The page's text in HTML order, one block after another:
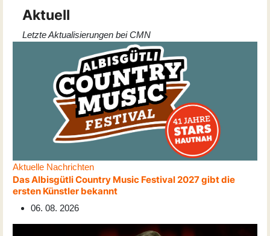
Aktuell
Letzte Aktualisierungen bei CMN
Aktuelle Nachrichten
Das Albisgütli Country Music Festival 2027 gibt die
ersten Künstler bekannt
06. 08. 2026